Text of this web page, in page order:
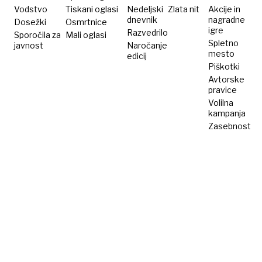
Vodstvo
Dosežki
Sporočila za
javnost
Tiskani oglasi
Osmrtnice
Mali oglasi
Nedeljski
dnevnik
Razvedrilo
Naročanje
edicij
Zlata nit
Akcije in
nagradne
igre
Spletno
mesto
Piškotki
Avtorske
pravice
Volilna
kampanja
Zasebnost